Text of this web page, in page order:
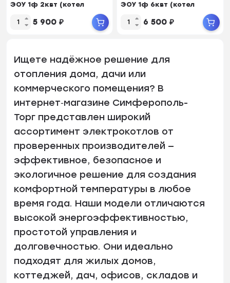
ЭОУ 1ф 2квт (котел
5 900 ₽
ЭОУ 1ф 6квт (котел
6 500 ₽
Ищете надёжное решение для
отопления дома, дачи или
коммерческого помещения? В
интернет‑магазине Симферополь-
Торг представлен широкий
ассортимент электрокотлов от
проверенных производителей —
эффективное, безопасное и
экологичное решение для создания
комфортной температуры в любое
время года. Наши модели отличаются
высокой энергоэффективностью,
простотой управления и
долговечностью. Они идеально
подходят для жилых домов,
коттеджей, дач, офисов, складов и